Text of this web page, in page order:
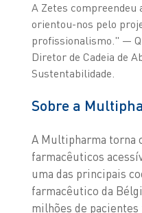
A Zetes compreendeu
orientou-nos pelo
profissionalismo." —
Diretor de Cadeia de
Sustentabilidade.
Sobre a
A Multipharma torna
farmacêuticos
uma das principais
farmacêutico da
milhões de pacientes